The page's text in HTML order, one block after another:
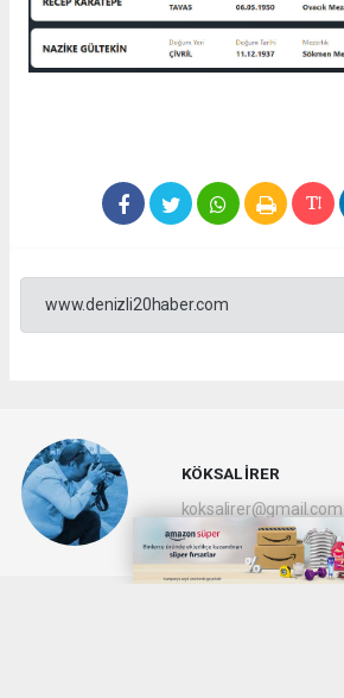
www.denizli20haber.com
KÖKSAL İRER
koksalirer@gmail.com